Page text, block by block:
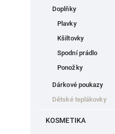
Doplňky
Plavky
Kšiltovky
Spodní prádlo
Ponožky
Dárkové poukazy
Dětské teplákovky
KOSMETIKA